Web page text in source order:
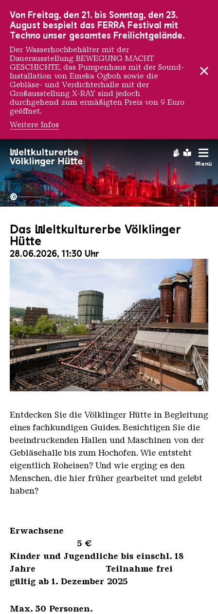
Menü
Hochofengruppe in Rot
Copyright:
©
Das Weltkulturerbe Völklinger
Hütte
28.06.2026, 11:30 Uhr
Der Erzschrägaufzug der Völklinger Hütte mit
Copyright: Weltkulturerbe Völklinger Hütte | Karl
©
Entdecken Sie die Völklinger Hütte in Begleitung
eines fachkundigen Guides. Besichtigen Sie die
beeindruckenden Hallen und Maschinen von der
Gebläsehalle bis zum Hochofen. Wie entsteht
eigentlich Roheisen? Und wie erging es den
Menschen, die hier früher gearbeitet und gelebt
haben?
Erwachsene
5 €
Kinder und Jugendliche bis einschl. 18
Jahre Teilnahme frei
gültig ab 1. Dezember 2025
Max. 30 Personen.
Von Freitag, den 21. bis Sonntag, den 23.
August bespielt das FERRA Festival mit
Techno unser gesamtes Freilichtgelände.
Der Wasserhochbehälter mit der
Dauerausstellung BEWEGUNG MACHT
GESCHICHTE, das Pumpenhaus mit der Sound-
Installation von Emeka Ogboh sowie die
Gebläse- und Verdichterhalle mit der
Großausstellung X-RAY sind jedoch
durchgehend zum ermäßigten Preis von 9 Euro
geöffnet.
Weitere Infos